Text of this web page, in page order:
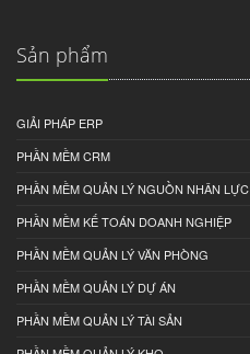
Sản phẩm
GIẢI PHÁP ERP
PHẦN MỀM CRM
PHẦN MỀM QUẢN LÝ NGUỒN NHÂN LỰC
PHẦN MỀM KẾ TOÁN DOANH NGHIỆP
PHẦN MỀM QUẢN LÝ VĂN PHÒNG
PHẦN MỀM QUẢN LÝ DỰ ÁN
PHẦN MỀM QUẢN LÝ TÀI SẢN